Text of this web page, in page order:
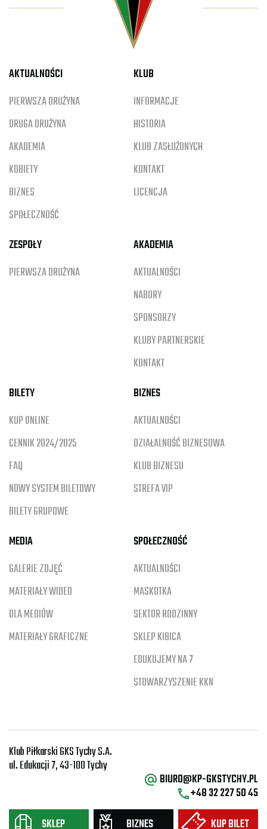
AKTUALNOŚCI
PIERWSZA DRUŻYNA
DRUGA DRUŻYNA
AKADEMIA
KOBIETY
BIZNES
SPOŁECZNOŚĆ
KLUB
INFORMACJE
HISTORIA
KLUB ZASŁUŻONYCH
KONTAKT
LICENCJA
ZESPOŁY
PIERWSZA DRUŻYNA
AKADEMIA
AKTUALNOŚCI
NABORY
SPONSORZY
KLUBY PARTNERSKIE
KONTAKT
BILETY
KUP ONLINE
CENNIK 2024/2025
FAQ
NOWY SYSTEM BILETOWY
BILETY GRUPOWE
BIZNES
AKTUALNOŚCI
DZIAŁALNOŚĆ BIZNESOWA
KLUB BIZNESU
STREFA VIP
MEDIA
GALERIE ZDJĘĆ
MATERIAŁY WIDEO
DLA MEDIÓW
MATERIAŁY GRAFICZNE
SPOŁECZNOŚĆ
AKTUALNOŚCI
MASKOTKA
SEKTOR RODZINNY
SKLEP KIBICA
EDUKUJEMY NA 7
STOWARZYSZENIE KKN
Klub Piłkarski GKS Tychy S.A.
ul. Edukacji 7, 43-100 Tychy
SKLEP BIZNES KUP BILET
BIURO@KP-GKSTYCHY.PL
+48 32 227 50 45